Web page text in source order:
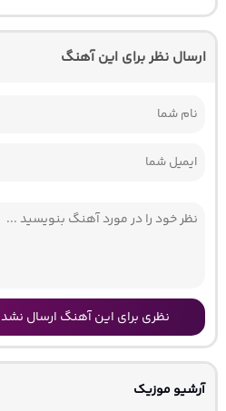
ارسال نظر برای این آهنگ
نظری برای این آهنگ ارسال
آرشیو موزیک